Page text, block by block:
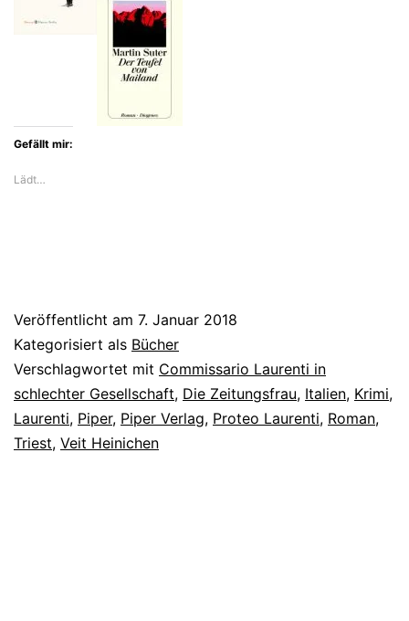
Laurenti
Gefällt mir:
Lädt…
Veröffentlicht am 7. Januar 2018
Kategorisiert als Bücher
Verschlagwortet mit Commissario Laurenti in
schlechter Gesellschaft, Die Zeitungsfrau, Italien, Krimi,
Laurenti, Piper, Piper Verlag, Proteo Laurenti, Roman,
Triest, Veit Heinichen